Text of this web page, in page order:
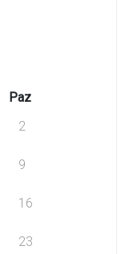
Paz
2
9
16
23